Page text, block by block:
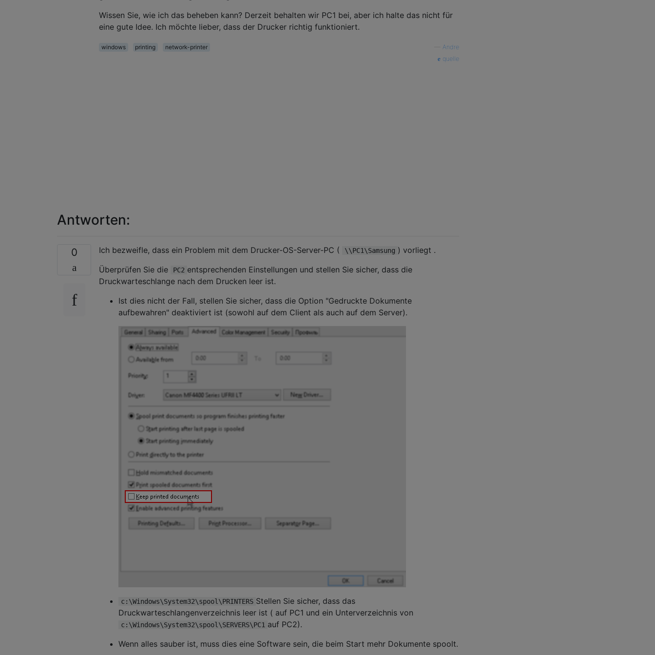
Wissen Sie, wie ich das beheben kann? Derzeit behalten wir PC1 bei, aber ich halte das nicht für
eine gute Idee. Ich möchte lieber, dass der Drucker richtig funktioniert.
windows printing network-printer
Andre
quelle
Antworten:
0 Ich bezweifle, dass ein Problem mit dem Drucker-OS-Server-PC ( \\PC1\Samsung ) vorliegt .
Überprüfen Sie die
PC2 entsprechenden Einstellungen und stellen Sie sicher, dass die
Druckwarteschlange nach dem Drucken leer ist.
Ist dies nicht der Fall, stellen Sie sicher, dass die Option "Gedruckte Dokumente
aufbewahren" deaktiviert ist (sowohl auf dem Client als auch auf dem Server).
c:\Windows\System32\spool\PRINTERS Stellen Sie sicher, dass das
Druckwarteschlangenverzeichnis leer ist ( auf PC1 und ein Unterverzeichnis von
c:\Windows\System32\spool\SERVERS\PC1 auf PC2).
Wenn alles sauber ist, muss dies eine Software sein, die beim Start mehr Dokumente spoolt.